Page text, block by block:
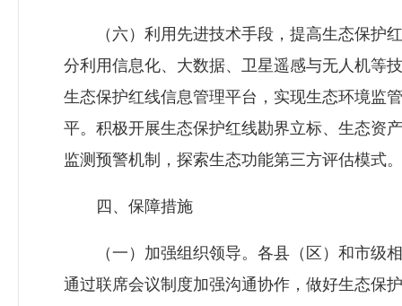
（六）利用先进技术手段，提高生态保护红
分利用信息化、大数据、卫星遥感与无人机等
生态保护红线信息管理平台，实现生态环境监
平。积极开展生态保护红线勘界立标、生态资
监测预警机制，探索生态功能第三方评估模式。
四、保障措施
（一）加强组织领导。各县（区）和市级相
通过联席会议制度加强沟通协作，做好生态保